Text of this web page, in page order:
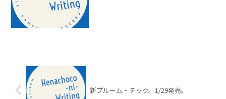
新プルーム・テック。1/29発売。